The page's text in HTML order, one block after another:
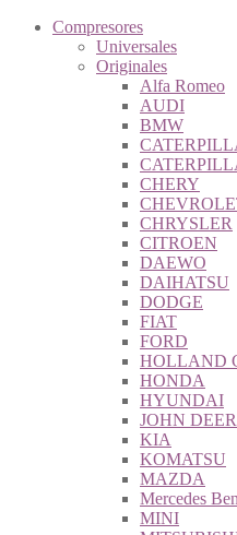
Compresores
Universales
Originales
Alfa Romeo
AUDI
BMW
CHERY
CHRYSLER
CITROEN
DAEWO
DAIHATSU
DODGE
FIAT
FORD
HOLLAND
HONDA
HYUNDAI
JOHN
KIA
KOMATSU
MAZDA
Mercedes
MINI